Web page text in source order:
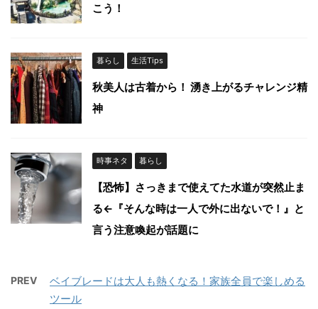
こう！
暮らし 生活Tips
秋美人は古着から！ 湧き上がるチャレンジ精
神
時事ネタ 暮らし
【恐怖】さっきまで使えてた水道が突然止ま
る←『そんな時は一人で外に出ないで！』と
言う注意喚起が話題に
PREV
ベイブレードは大人も熱くなる！家族全員で楽しめる
ツール